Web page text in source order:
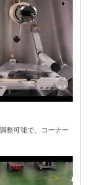
ル包装機、カプセル、
整可能で、コーナー